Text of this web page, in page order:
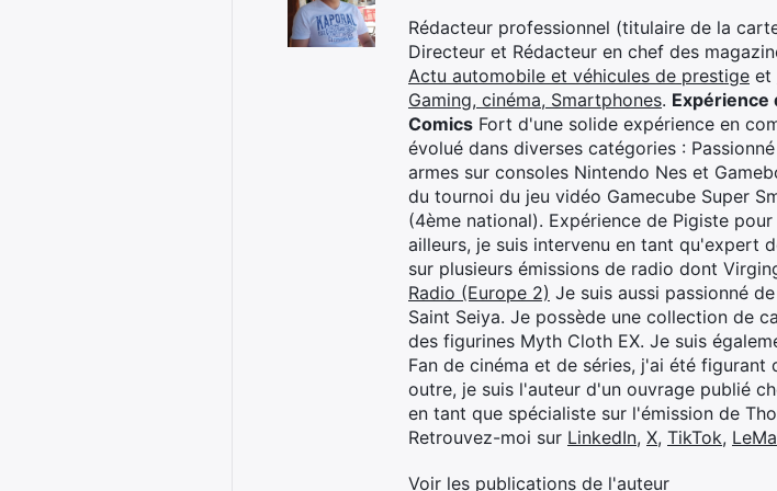
Rédacteur professionnel (titulaire de la
Directeur et Rédacteur en chef des
Actu automobile et véhicules de prestige et
Gaming, cinéma, Smartphones. Expérience
Comics Fort d'une solide expérience en
évolué dans diverses catégories :
armes sur consoles Nintendo Nes et
du tournoi du jeu vidéo Gamecube Super
(4ème national). Expérience de Pigiste
ailleurs, je suis intervenu en tant qu'expert
sur plusieurs émissions de radio dont
Radio (Europe 2) Je suis aussi passionné
Saint Seiya. Je possède une collection de
des figurines Myth Cloth EX. Je suis
Fan de cinéma et de séries, j'ai été figurant
outre, je suis l'auteur d'un ouvrage publié
en tant que spécialiste sur l'émission de
Retrouvez-moi sur LinkedIn, X, TikTok,
Voir les publications de l'auteur